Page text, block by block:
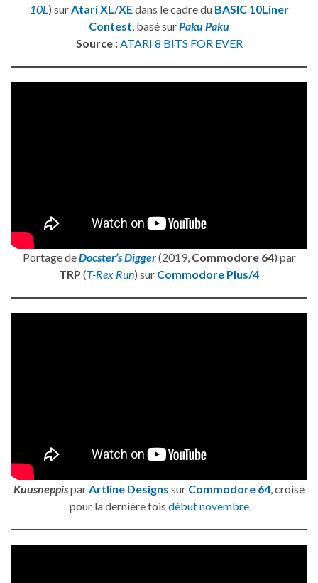
10L) surAtari XL/XEdans le cadre du BASIC 10Liner
Contest, basé surPaku Paku
Source :ATARI 8 BITS FOR EVER
Portage deDocster’s Digger(2019, Commodore 64) par
TRP (T-Rex Run) sur Commodore Plus/4
Kuusneppispar Artline Designs sur Commodore 64 , croisé
pour la dernière fois début novembre